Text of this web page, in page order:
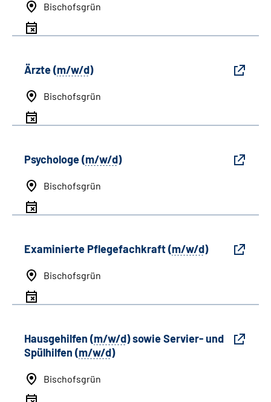
Bischofsgrün
Ärzte (m/w/d)
Bischofsgrün
Psychologe (m/w/d)
Bischofsgrün
Examinierte Pflegefachkraft (m/w/d)
Bischofsgrün
Hausgehilfen (m/w/d) sowie Servier- und
Spülhilfen (m/w/d)
Bischofsgrün